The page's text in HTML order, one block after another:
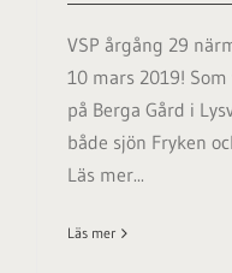
VSP årgång 29
10 mars 2019!
på Berga Gård i
både sjön Fryken
Läs mer...
Läs mer